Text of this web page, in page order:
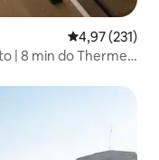
4,97 de uma
4,97 (231)
| 8 min do Therme